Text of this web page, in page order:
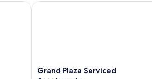
Grand
Grand Plaza Serviced
Grand Plaza Serviced Apartments